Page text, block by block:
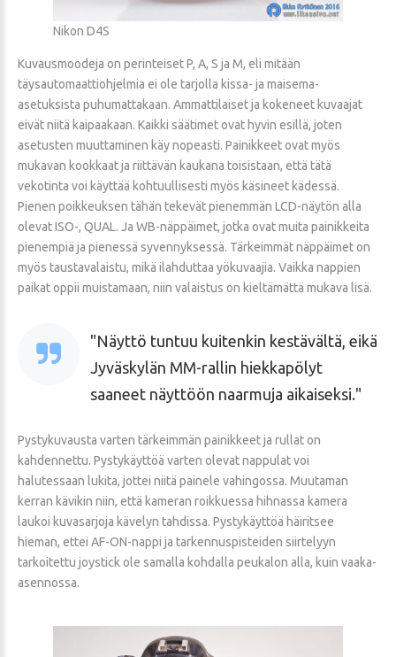
Nikon D4S
Kuvausmoodeja on perinteiset P, A, S ja M, eli mitään
täysautomaattiohjelmia ei ole tarjolla kissa- ja maisema-
asetuksista puhumattakaan. Ammattilaiset ja kokeneet kuvaajat
eivät niitä kaipaakaan. Kaikki säätimet ovat hyvin esillä, joten
asetusten muuttaminen käy nopeasti. Painikkeet ovat myös
mukavan kookkaat ja riittävän kaukana toisistaan, että tätä
vekotinta voi käyttää kohtuullisesti myös käsineet kädessä.
Pienen poikkeuksen tähän tekevät pienemmän LCD-näytön alla
olevat ISO-, QUAL. Ja WB-näppäimet, jotka ovat muita painikkeita
pienempiä ja pienessä syvennyksessä. Tärkeimmät näppäimet on
myös taustavalaistu, mikä ilahduttaa yökuvaajia. Vaikka nappien
paikat oppii muistamaan, niin valaistus on kieltämättä mukava lisä.
Näyttö tuntuu kuitenkin kestävältä, eikä
Jyväskylän MM-rallin hiekkapölyt
saaneet näyttöön naarmuja aikaiseksi.
Pystykuvausta varten tärkeimmän painikkeet ja rullat on
kahdennettu. Pystykäyttöä varten olevat nappulat voi
halutessaan lukita, jottei niitä painele vahingossa. Muutaman
kerran kävikin niin, että kameran roikkuessa hihnassa kamera
laukoi kuvasarjoja kävelyn tahdissa. Pystykäyttöä häiritsee
hieman, ettei AF-ON-nappi ja tarkennuspisteiden siirtelyyn
tarkoitettu joystick ole samalla kohdalla peukalon alla, kuin vaaka-
asennossa.